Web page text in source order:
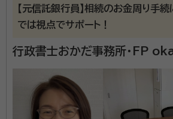
す。親切・丁寧をモットーに誠実に業
【元信託銀行員】相続のお金周り手
では視点でサポート！
行政書士おかだ事務所・FP